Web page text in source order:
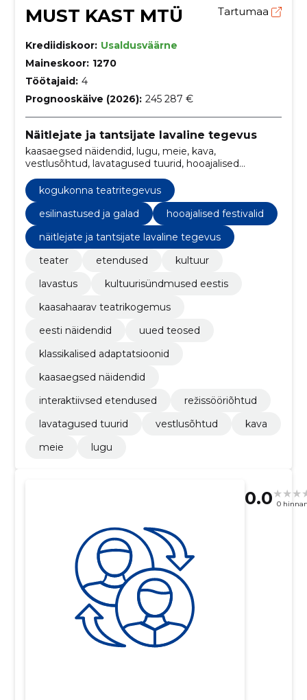
MUST KAST MTÜ Tartumaa
Krediidiskoor: Usaldusväärne
Maineskoor: 1270
Töötajaid: 4
Prognooskäive (2026): 245 287 €
Näitlejate ja tantsijate lavaline tegevus
kaasaegsed näidendid, lugu, meie, kava,
vestlusõhtud, lavatagused tuurid, hooajalised
festivalid, režissööriõhtud, esilinastused ja galad,
interaktiivsed etendused
kogukonna teatritegevus
esilinastused ja galad
hooajalised festivalid
näitlejate ja tantsijate lavaline tegevus
teater
etendused
kultuur
lavastus
kultuurisündmused eestis
kaasahaarav teatrikogemus
eesti näidendid
uued teosed
klassikalised adaptatsioonid
kaasaegsed näidendid
interaktiivsed etendused
režissööriõhtud
lavatagused tuurid
vestlusõhtud
kava
meie
lugu
0.0 0